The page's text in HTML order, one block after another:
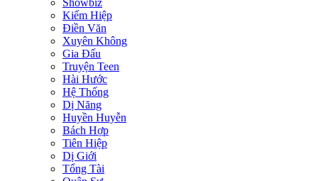
Showbiz
Kiếm Hiệp
Điền Văn
Xuyên Không
Gia Đấu
Truyện Teen
Hài Hước
Hệ Thống
Dị Năng
Huyền Huyễn
Bách Hợp
Tiên Hiệp
Dị Giới
Tổng Tài